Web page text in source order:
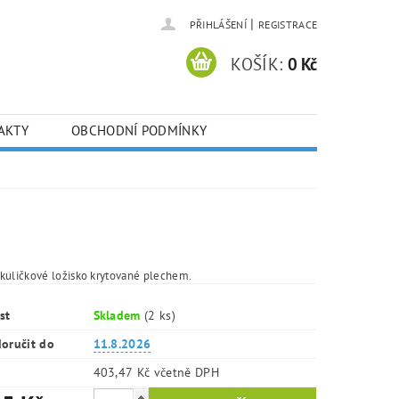
PŘIHLÁŠENÍ | REGISTRACE
KOŠÍK: 0 Kč
OBCHODNÍ PODMÍNKY
ložisko krytované plechem.
Skladem(2 ks)
do
11.8.2026
403,47 Kč včetně DPH